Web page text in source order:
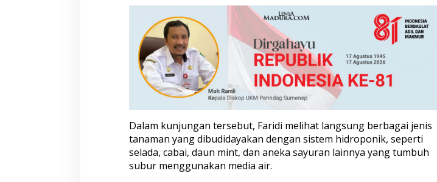
P
e
k
a
r
a
n
g
a
e
n
g
a
n
Dalam kunjungan tersebut, Faridi melihat langsung berbagai jenis
tanaman yang dibudidayakan dengan sistem hidroponik, seperti
selada, cabai, daun mint, dan aneka sayuran lainnya yang tumbuh
subur menggunakan media air.